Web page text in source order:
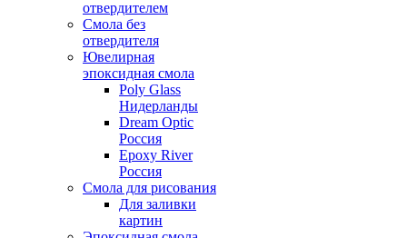
отвердителем
Смола без
отвердителя
Ювелирная
эпоксидная смола
Poly Glass
Нидерланды
Dream Optic
Россия
Epoxy River
Россия
Смола для рисования
Для заливки
картин